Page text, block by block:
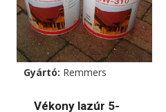
a
ki
Gyártó: Remmers
Vékony lazúr 5-